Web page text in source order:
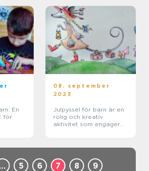
En
för
08. september
2023
Julpyssel för barn är en
rolig och kreativ
aktivitet som engagerar
… 5 6 7 8 9